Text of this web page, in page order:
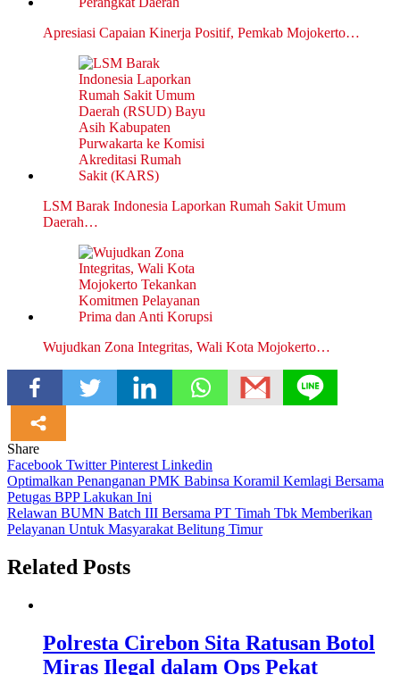
Apresiasi Capaian Kinerja Positif, Pemkab Mojokerto…
LSM Barak Indonesia Laporkan Rumah Sakit Umum
Daerah…
Wujudkan Zona Integritas, Wali Kota Mojokerto…
Share
Facebook TwitterPinterest Linkedin
Navigasi
pos
Optimalkan Penanganan PMK Babinsa Koramil Kemlagi Bersama
Petugas BPP Lakukan Ini
Relawan BUMN Batch III Bersama PT Timah Tbk Memberikan
Pelayanan Untuk Masyarakat Belitung Timur
Related Posts
Polresta Cirebon Sita Ratusan Botol
Miras Ilegal dalam Ops Pekat